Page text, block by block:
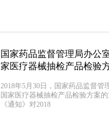
国家药品监督管理局办公
家医疗器械抽检产品检验
2018年5月30日，国家药品监督管
国家医疗器械抽检产品检验方案
《通知》对2018